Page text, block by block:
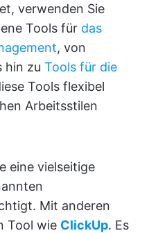
verwenden Sie
Tools für das
, von
hin zu Tools für die
Tools flexibel
Arbeitsstilen
eine vielseitige
Mit anderen
Tool wie ClickUp. Es